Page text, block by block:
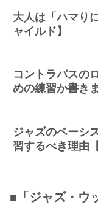
大人は「ハマり
ャイルド】
コントラバスの
めの練習か書き
ジャズのベーシ
習するべき理由
■「ジャズ・ウ